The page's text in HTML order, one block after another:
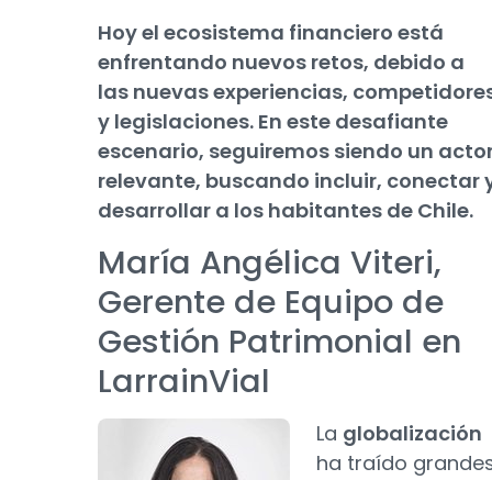
Hoy el ecosistema financiero está
enfrentando nuevos retos, debido a
las nuevas experiencias,
y legislaciones. En este desafiante
escenario, seguiremos siendo un
relevante, buscando incluir, conectar
desarrollar a los habitantes de Chile.
María Angélica Viteri,
Gerente de Equipo de
Gestión Patrimonial en
LarrainVial
La globalización
ha traído